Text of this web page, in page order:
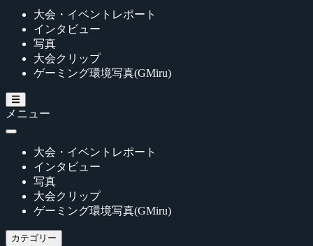
大会・イベントレポート
インタビュー
写真
大会クリップ
ゲーミング環境写真(GMiru)
メニュー
大会・イベントレポート
インタビュー
写真
大会クリップ
ゲーミング環境写真(GMiru)
カテゴリー